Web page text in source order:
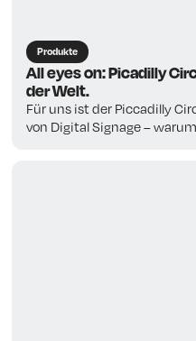
Produkte
All eyes on: Picadilly
der Welt.
Für uns ist der Piccadilly
von Digital Signage –